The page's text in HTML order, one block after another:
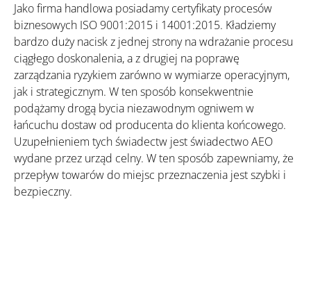
Jako firma handlowa posiadamy certyfikaty procesów
biznesowych ISO 9001:2015 i 14001:2015. Kładziemy
bardzo duży nacisk z jednej strony na wdrażanie procesu
ciągłego doskonalenia, a z drugiej na poprawę
zarządzania ryzykiem zarówno w wymiarze operacyjnym,
jak i strategicznym. W ten sposób konsekwentnie
podążamy drogą bycia niezawodnym ogniwem w
łańcuchu dostaw od producenta do klienta końcowego.
Uzupełnieniem tych świadectw jest świadectwo AEO
wydane przez urząd celny. W ten sposób zapewniamy, że
przepływ towarów do miejsc przeznaczenia jest szybki i
bezpieczny.